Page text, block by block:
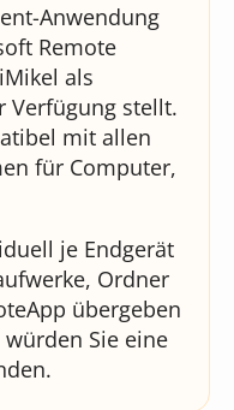
Anwendung
Remote
als
Verfügung stellt.
mit allen
für Computer,
je Endgerät
Ordner
übergeben
Sie eine